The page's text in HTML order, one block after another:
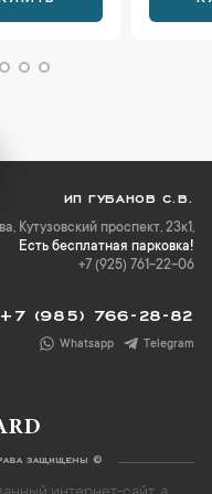
ИП ГУБАНОВ С.В.
Кутузовский проспект, 23к1,
Есть бесплатная парковка!
+7 (925) 761-22-06
+7 (985) 766-28-82
Whatsapp Telegram
защищены ©